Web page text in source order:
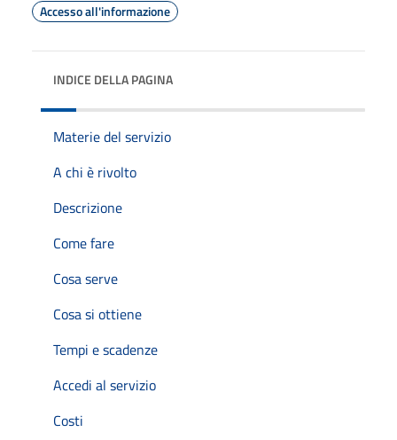
Accesso all'informazione
INDICE DELLA PAGINA
Materie del servizio
A chi è rivolto
Descrizione
Come fare
Cosa serve
Cosa si ottiene
Tempi e scadenze
Accedi al servizio
Costi